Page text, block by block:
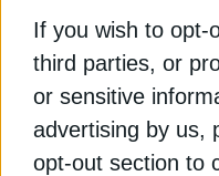
If you wish to opt-
third parties, or
or sensitive
advertising by us,
opt-out section to
ανταγωνιστικότητα
της χώρας», δήλωσε
Διευθύνων
Διαβάστε ακόμη